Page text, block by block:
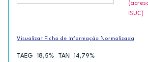
ISUC)
Visualizar Ficha de Informação Normalizada
TAEG 18,5% TAN 14,79%